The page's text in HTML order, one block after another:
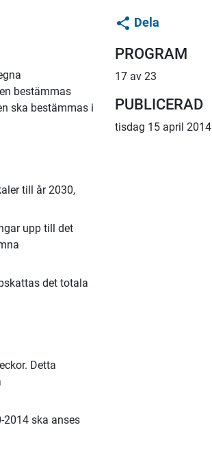
bestämmas
ska bestämmas i
till år 2030,
upp till det
det totala
Detta
ska anses
Dela
PROGRAM
17 av 23
PUBLICERAD
tisdag 15 april 2014